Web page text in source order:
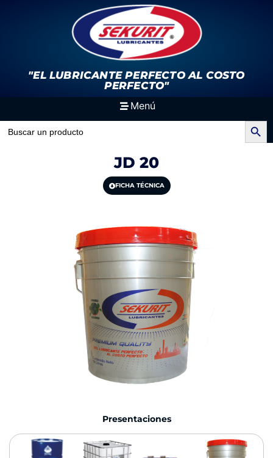
"EL LUBRICANTE PERFECTOAL COSTO
PERFECTO"
Menú
Search
for:
Search Button
JD 20
FICHA TÉCNICA
Presentaciones